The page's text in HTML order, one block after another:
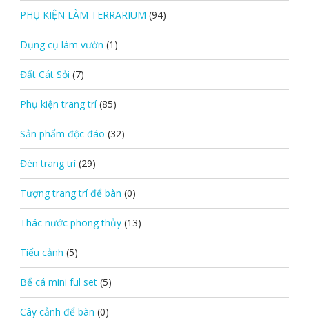
PHỤ KIỆN LÀM TERRARIUM (94)
Dụng cụ làm vườn (1)
Đất Cát Sỏi (7)
Phụ kiện trang trí (85)
Sản phẩm độc đáo (32)
Đèn trang trí (29)
Tượng trang trí để bàn (0)
Thác nước phong thủy (13)
Tiểu cảnh (5)
Bể cá mini ful set (5)
Cây cảnh để bàn (0)